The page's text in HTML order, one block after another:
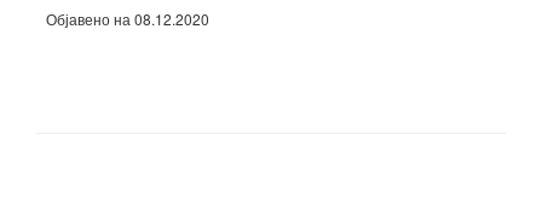
Објавено на 08.12.2020